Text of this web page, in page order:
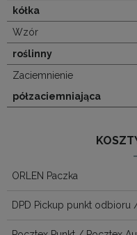
kółka
Wzór
roślinny
Zaciemnienie
półzaciemniająca
ORLEN Paczka
DPD Pickup punkt